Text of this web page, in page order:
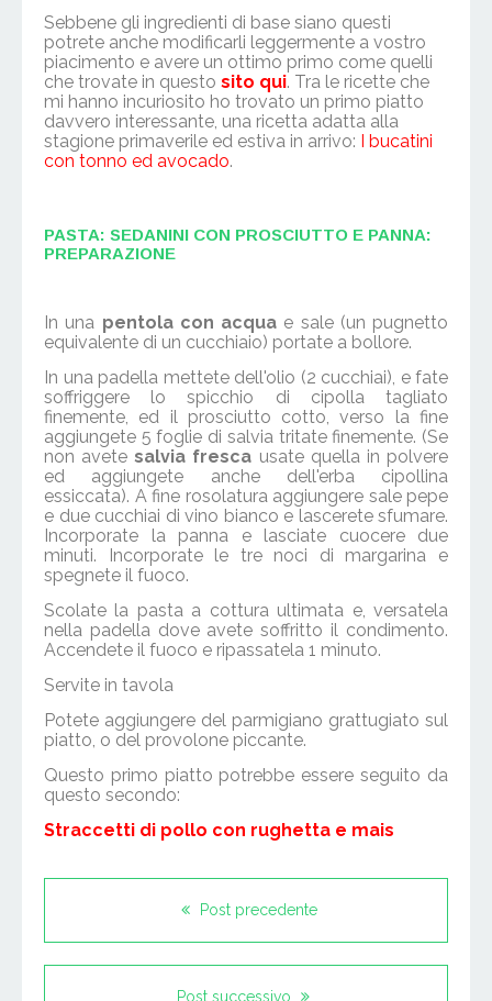
Sebbene gli ingredienti di base siano questi
potrete anche modificarli leggermente a vostro
piacimento e avere un ottimo primo come quelli
che trovate in questo sito qui. Tra le ricette che
mi hanno incuriosito ho trovato un primo piatto
davvero interessante, una ricetta adatta alla
stagione primaverile ed estiva in arrivo: I bucatini
con tonno ed avocado.
PASTA: SEDANINI CON PROSCIUTTO E PANNA:
PREPARAZIONE
In una pentola con acqua e sale (un pugnetto
equivalente di un cucchiaio) portate a bollore.
In una padella mettete dell'olio (2 cucchiai), e fate
soffriggere lo spicchio di cipolla tagliato
finemente, ed il prosciutto cotto, verso la fine
aggiungete 5 foglie di salvia tritate finemente. (Se
non avetesalvia fresca usate quella in polvere
ed aggiungete anche dell'erba cipollina
essiccata). A fine rosolatura aggiungere sale pepe
e due cucchiai di vino bianco e lascerete sfumare.
Incorporate la panna e lasciate cuocere due
minuti. Incorporate le tre noci di margarina e
spegnete il fuoco.
Scolate la pasta a cottura ultimata e, versatela
nella padella dove avete soffritto il condimento.
Accendete il fuoco e ripassatela 1 minuto.
Servite in tavola
Potete aggiungere del parmigiano grattugiato sul
piatto, o del provolone piccante.
Questo primo piatto potrebbe essere seguito da
questo secondo:
Straccetti di pollo con rughetta e mais
Post precedente
Post successivo